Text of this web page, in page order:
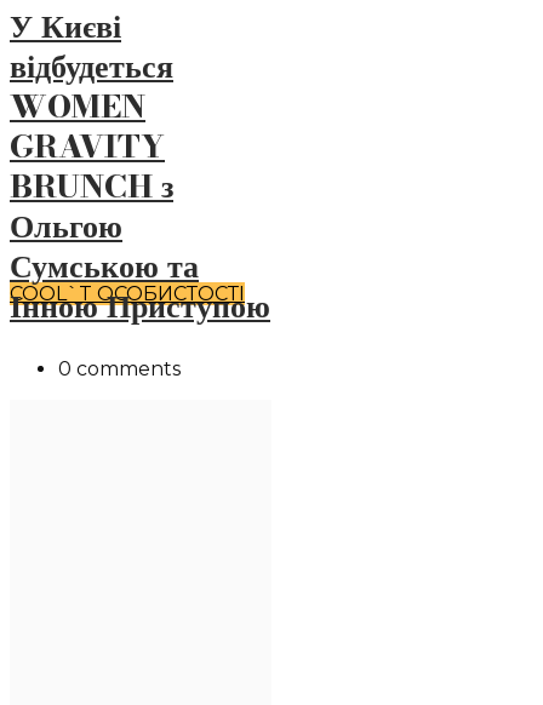
COOL`T ОСОБИСТОСТІ
У Києві
відбудеться
WOMEN
GRAVITY
BRUNCH з
Ольгою
Сумською та
Інною Приступою
0 comments